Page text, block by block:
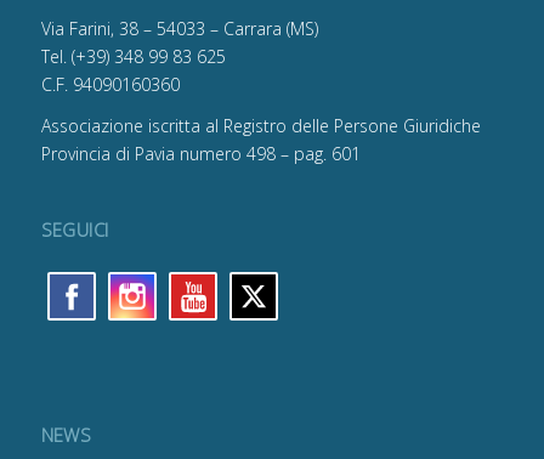
Via Farini, 38 – 54033 – Carrara (MS)
Tel. (+39) 348 99 83 625
C.F. 94090160360
Associazione iscritta al Registro delle Persone Giuridiche
Provincia di Pavia numero 498 – pag. 601
SEGUICI
NEWS